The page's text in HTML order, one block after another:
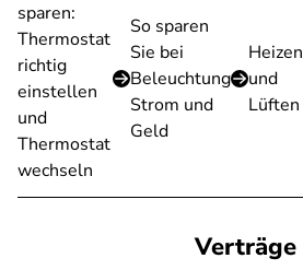
sparen:
Thermostat
richtig
einstellen
und
Thermostat
wechseln
So sparen
Sie bei
Beleuchtung
Strom und
Geld
Heizen
und
Lüften
Verträge